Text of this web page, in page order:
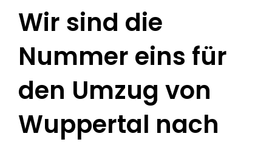
Wir sind die
Nummer eins für
den Umzug von
Wuppertal nach